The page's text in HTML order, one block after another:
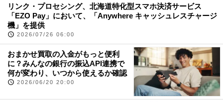
リンク・プロセシング、北海道特化型スマホ決済サービス
「EZO Pay」において、「Anywhere キャッシュレスチャージ
機」を提供
2026/07/26 06:00
おまかせ買取の入金がもっと便利
に？みんなの銀行の振込API連携で
何が変わり、いつから使えるか確認
2026/06/20 20:00